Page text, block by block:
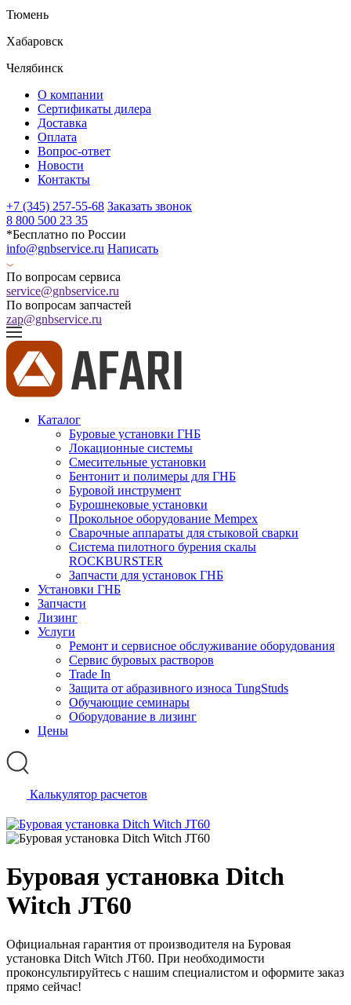
Тюмень
Хабаровск
Челябинск
О компании
Сертификаты дилера
Доставка
Оплата
Вопрос-ответ
Новости
Контакты
+7 (345) 257-55-68 Заказать звонок
8 800 500 23 35
*Бесплатно по России
info@gnbservice.ru Написать
По вопросам сервиса
service@gnbservice.ru
По вопросам запчастей
zap@gnbservice.ru
Каталог
Буровые установки ГНБ
Локационные системы
Смесительные установки
Бентонит и полимеры для ГНБ
Буровой инструмент
Бурошнековые установки
Прокольное оборудование Mempex
Сварочные аппараты для стыковой сварки
Система пилотного бурения скалы
ROCKBURSTER
Запчасти для установок ГНБ
Установки ГНБ
Запчасти
Лизинг
Услуги
Ремонт и сервисное обслуживание оборудования
Сервис буровых растворов
Trade In
Защита от абразивного износа TungStuds
Обучающие семинары
Оборудование в лизинг
Цены
Калькулятор расчетов
Буровая установка Ditch
Witch JT60
Официальная гарантия от производителя на Буровая
установка Ditch Witch JT60. При необходимости
проконсультируйтесь с нашим специалистом и оформите заказ
прямо сейчас!